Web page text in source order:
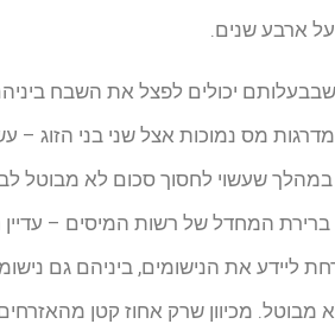
ארבע שנים.
שבבעלותם יכולים לפצל את השבח
ומדרגות מס נמוכות אצל שני בני
שעשוי לחסוך סכום לא מבוטל
ברירת המחדל של רשות המיסים –
ליידע את הנישומים, ביניהם גם
מכיוון שרק אחוז קטן